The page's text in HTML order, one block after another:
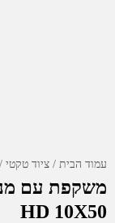
עמוד הבית ציוד טקטי
HD 10X50